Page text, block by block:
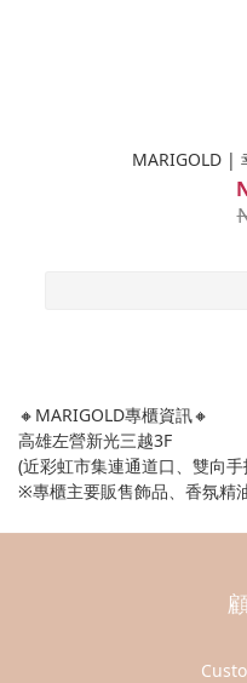
MARIGOLD |
🔸MARIGOLD專櫃資訊🔸
高雄左營新光三越3F
(近彩虹市集連通道口、雙向
※專櫃主要販售飾品、香氛精